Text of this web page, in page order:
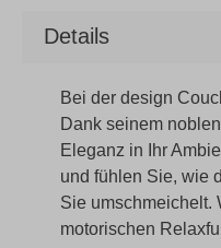
Details
Bei der design
Dank seinem
Eleganz in Ihr
und fühlen Sie, wie
Sie umschmeichelt.
motorischen